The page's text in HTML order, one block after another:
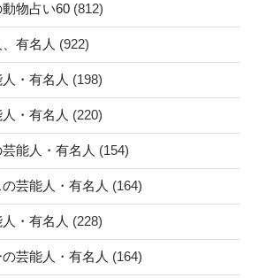
物占い60 (812)
有名人 (922)
・有名人 (198)
・有名人 (220)
能人・有名人 (154)
芸能人・有名人 (164)
・有名人 (228)
芸能人・有名人 (164)